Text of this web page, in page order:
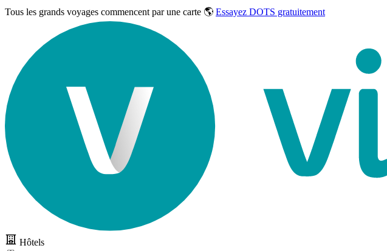
Tous les grands voyages commencent par une carte 🌎 Essayez DOTS gratuitement
Hôtels